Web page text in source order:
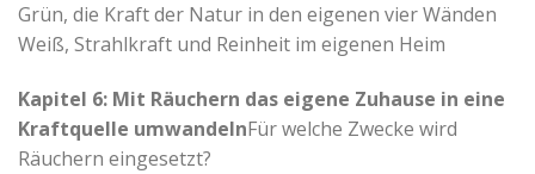
Grün, die Kraft der Natur in den eigenen vier Wänden
Weiß, Strahlkraft und Reinheit im eigenen Heim
Kapitel 6: Mit Räuchern das eigene Zuhause in eine
Kraftquelle umwandelnFür welche Zwecke wird
Räuchern eingesetzt?